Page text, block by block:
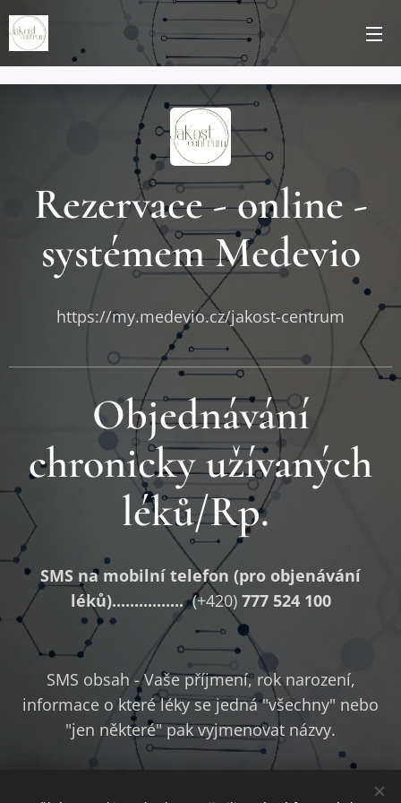
Rezervace - online -
systémem Medevio
https://my.medevio.cz/jakost-centrum
Objednávání
chronicky užívaných
léků/Rp.
SMS na mobilní telefon (pro objenávání
léků)................(+420) 777 524 100
SMS obsah - Vaše příjmení, rok narození,
informace o které léky se jedná "všechny" nebo
"jen některé" pak vyjmenovat názvy.